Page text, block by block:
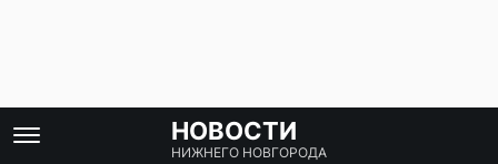
НОВОСТИ
НИЖНЕГО НОВГОРОДА